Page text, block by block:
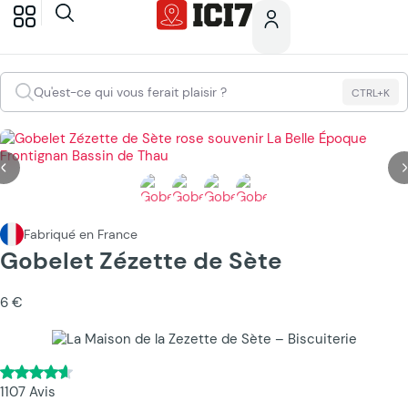
Qu'est-ce qui vous ferait plaisir ? CTRL+K
Fabriqué en France
Gobelet Zézette de Sète
6 €
1107 Avis